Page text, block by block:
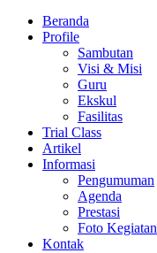
Beranda
Profile
Sambutan
Visi & Misi
Guru
Ekskul
Fasilitas
Trial Class
Artikel
Informasi
Pengumuman
Agenda
Prestasi
Foto Kegiatan
Kontak